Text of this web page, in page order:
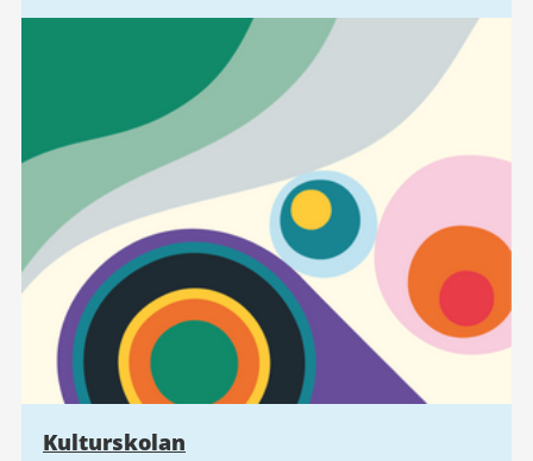
Kulturskolan